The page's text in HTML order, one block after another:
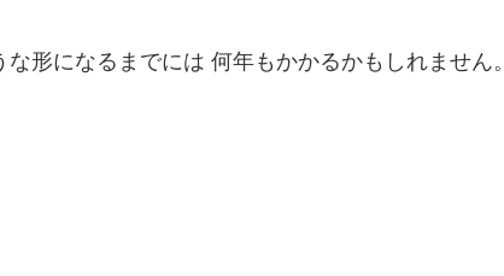
形になるまでには 何年もかかるかもしれません。